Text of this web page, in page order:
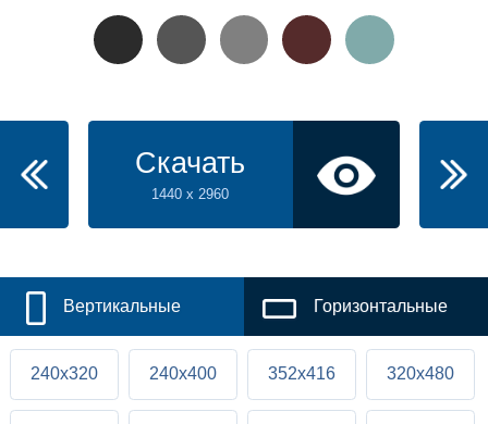
Скачать
1440 x 2960
Вертикальные Горизонтальные
240x320 240x400 352x416 320x480